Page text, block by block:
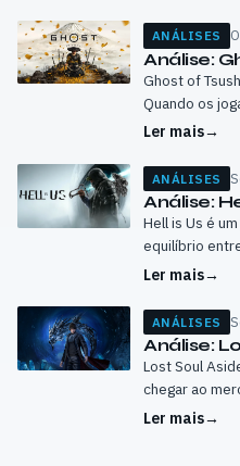
ANÁLISES
Análise:
Ghost of
Quando os
dos mundos
distantes, a…
Ler mais→
ANÁLISES
Análise:
Hell is Us é
equilíbrio
livre e
Ler mais→
ANÁLISES
Análise:
Lost Soul
chegar ao
desde os
Ler mais→